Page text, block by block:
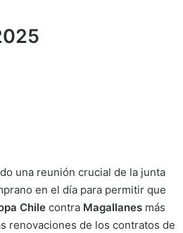
una reunión crucial de la junta
en el día para permitir que
Chile contra Magallanes más
renovaciones de los contratos de